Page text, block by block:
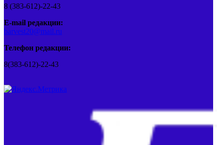
8 (383-612)-22-43
E-mail редакции:
barvest20@mail.ru
Телефон редакции:
8(383-612)-22-43